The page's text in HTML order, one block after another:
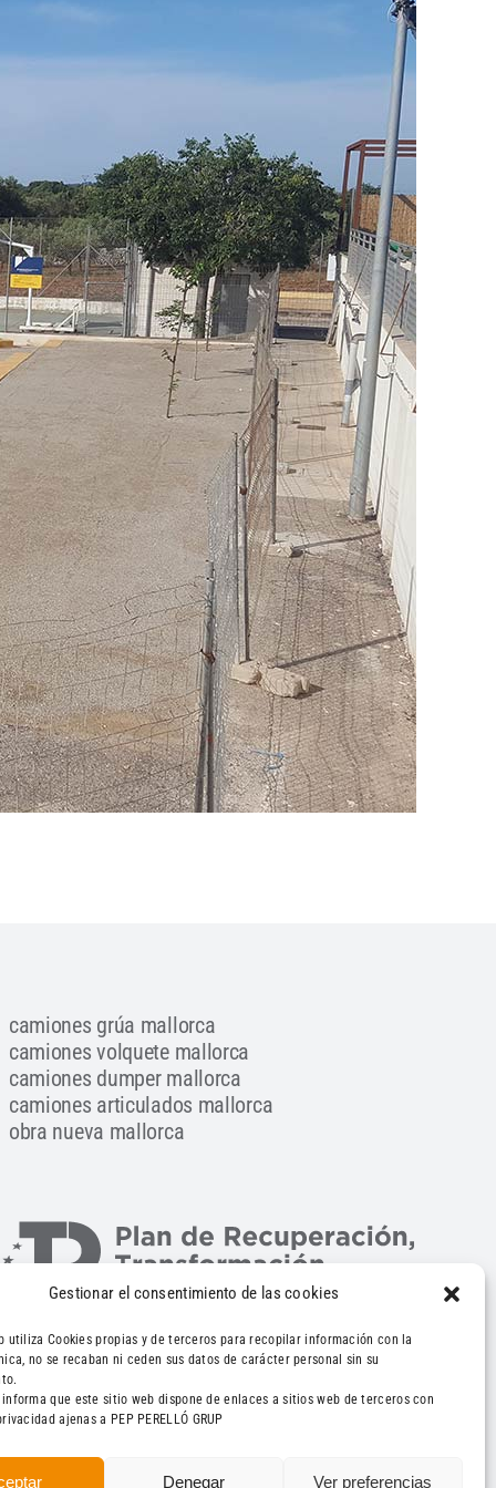
Gestionar el consentimiento de las cookies
utiliza Cookies propias y de terceros para recopilar información con la
no se recaban ni ceden sus datos de carácter personal sin su
informa que este sitio web dispone de enlaces a sitios web de terceros con
ajenas a PEP PERELLÓ GRUP
Denegar Ver preferencias
camiones grúa mallorca
camiones volquete mallorca
camiones dumper mallorca
camiones articulados mallorca
obra nueva mallorca
mateumateu.com